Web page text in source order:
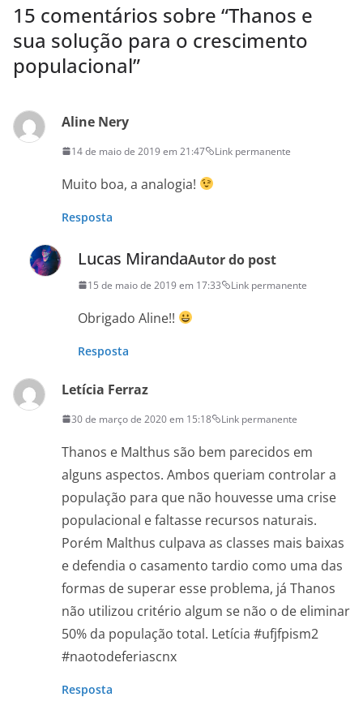
15 comentários sobre “Thanos e
sua solução para o crescimento
populacional”
Aline Nery
14 de maio de 2019 em 21:47 Link permanente
Muito boa, a analogia!
Resposta
Lucas MirandaAutor do post
15 de maio de 2019 em 17:33 Link permanente
Obrigado Aline!!
Resposta
Letícia Ferraz
30 de março de 2020 em 15:18 Link permanente
Thanos e Malthus são bem parecidos em
alguns aspectos. Ambos queriam controlar a
população para que não houvesse uma crise
populacional e faltasse recursos naturais.
Porém Malthus culpava as classes mais baixas
e defendia o casamento tardio como uma das
formas de superar esse problema, já Thanos
não utilizou critério algum se não o de eliminar
50% da população total. Letícia #ufjfpism2
#naotodeferiascnx
Resposta